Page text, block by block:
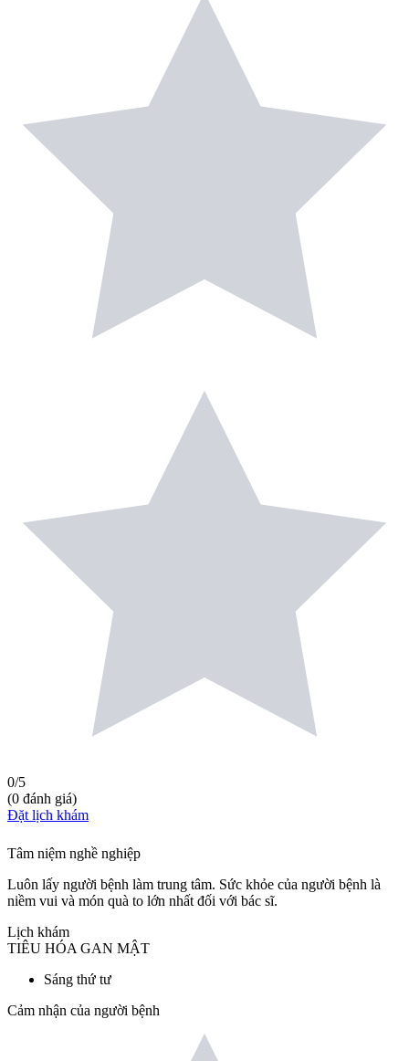
0/5
(0 đánh giá)
Đặt lịch khám
Tâm niệm nghề nghiệp
Luôn lấy người bệnh làm trung tâm. Sức khỏe của người bệnh là
niềm vui và món quà to lớn nhất đối với bác sĩ.
Lịch khám
TIÊU HÓA GAN MẬT
Sáng thứ tư
Cảm nhận của người bệnh